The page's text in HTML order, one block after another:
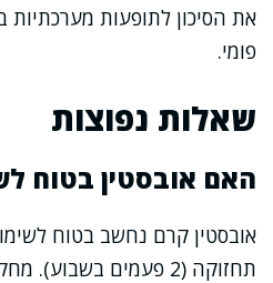
את הסיכון לתופעות מערכתיות
פומי.
שאלות נפוצות
האם אובסטין בטוח
אובסטין קרם נחשב בטוח
תחזוקה (2 פעמים